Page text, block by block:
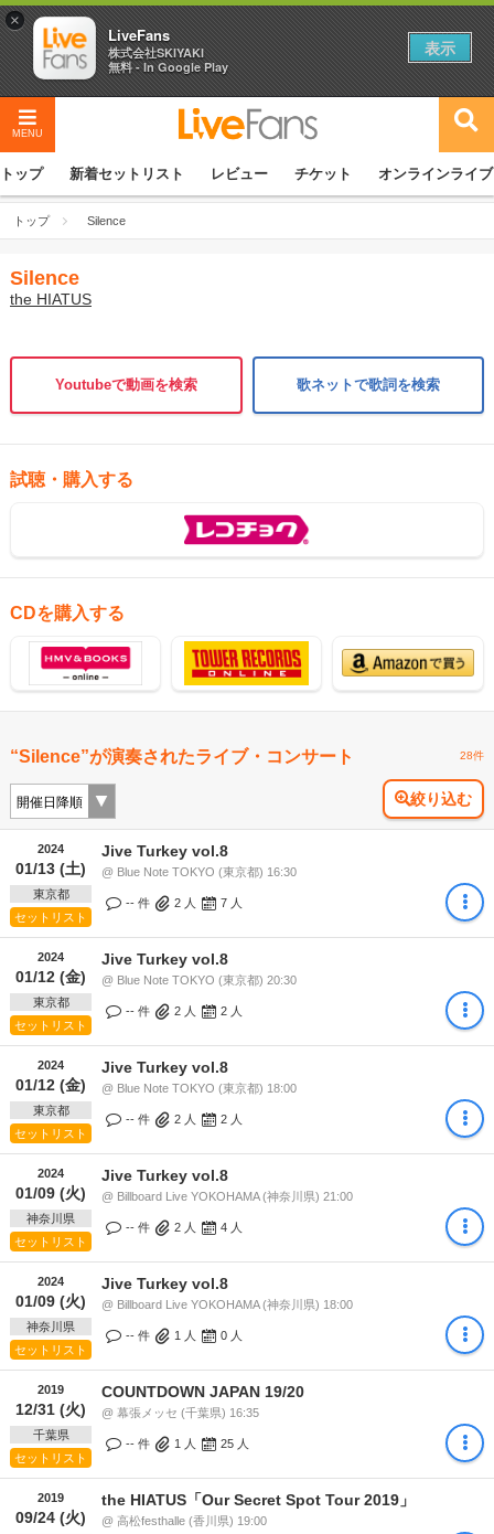
MENU
トップ 新着セットリスト レビュー チケット オンラインライブ
トップ Silence
Silence
the HIATUS
Youtubeで動画を検索 歌ネットで歌詞を検索
試聴・購入する
CDを購入する
“Silence”が演奏されたライブ・コンサート 28件
絞り込む
2024
01/13 (土)
東京都
セットリスト
Jive Turkey vol.8
@ Blue Note TOKYO (東京都) 16:30
-- 件 2 人 7 人
2024
01/12 (金)
東京都
セットリスト
Jive Turkey vol.8
@ Blue Note TOKYO (東京都) 20:30
-- 件 2 人 2 人
2024
01/12 (金)
東京都
セットリスト
Jive Turkey vol.8
@ Blue Note TOKYO (東京都) 18:00
-- 件 2 人 2 人
2024
01/09 (火)
神奈川県
セットリスト
Jive Turkey vol.8
@ Billboard Live YOKOHAMA (神奈川県) 21:00
-- 件 2 人 4 人
2024
01/09 (火)
神奈川県
セットリスト
Jive Turkey vol.8
@ Billboard Live YOKOHAMA (神奈川県) 18:00
-- 件 1 人 0 人
2019
12/31 (火)
千葉県
セットリスト
COUNTDOWN JAPAN 19/20
@ 幕張メッセ (千葉県) 16:35
-- 件 1 人 25 人
2019
09/24 (火)
the HIATUS「Our Secret Spot Tour 2019」
@ 高松festhalle (香川県) 19:00
×
LiveFans
株式会社SKIYAKI
無料 - In Google Play
表示